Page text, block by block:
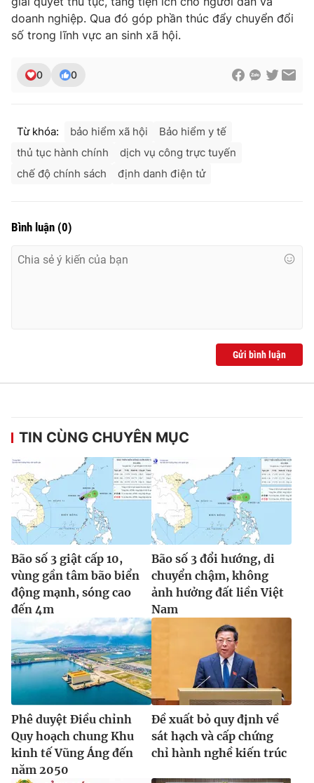
Ðiện thoại Thời báo VTV:024.66 897 897
Email:
toasoan@vtv.vn
thuận bằng văn bản. Ghi rõ nguồn VTV.vn khi phát hành lại
doanh nghiệp. Qua đó góp phần thúc đẩy chuyển đổi
số trong lĩnh vực an sinh xã hội.
0 0
Từ khóa: bảo hiểm xã hội
Bảo hiểm y tế
thủ tục hành chính
dịch vụ công trực tuyến
chế độ chính sách
định danh điện tử
Bình luận (0)
Gửi bình luận
TIN CÙNG CHUYÊN MỤC
Bão số 3 giật cấp 10,
vùng gần tâm bão biển
động mạnh, sóng cao
đến 4m
Bão số 3 đổi hướng, di
chuyển chậm, không
ảnh hưởng đất liền Việt
Nam
Phê duyệt Điều chỉnh
Quy hoạch chung Khu
kinh tế Vũng Áng đến
năm 2050
Đề xuất bỏ quy định về
sát hạch và cấp chứng
chỉ hành nghề kiến trúc